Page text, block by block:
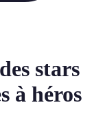
stars
à héros